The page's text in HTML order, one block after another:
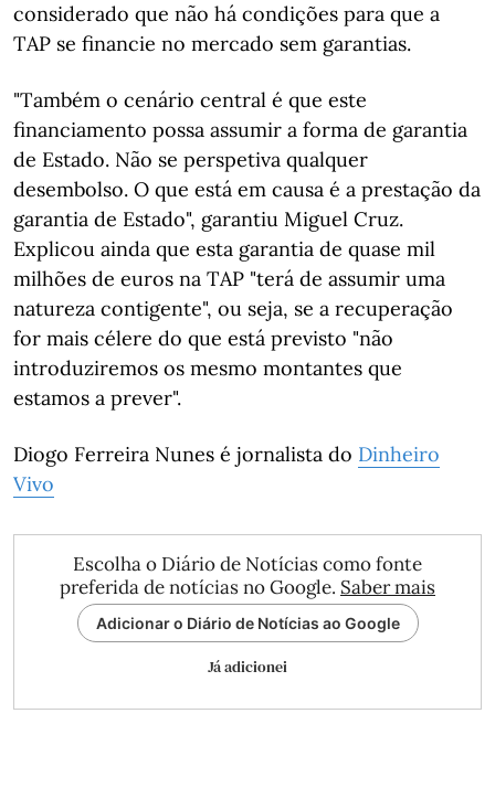
considerado que não há condições para que a
TAP se financie no mercado sem garantias.
"Também o cenário central é que este
financiamento possa assumir a forma de garantia
de Estado. Não se perspetiva qualquer
desembolso. O que está em causa é a prestação da
garantia de Estado", garantiu Miguel Cruz.
Explicou ainda que esta garantia de quase mil
milhões de euros na TAP "terá de assumir uma
natureza contigente", ou seja, se a recuperação
for mais célere do que está previsto "não
introduziremos os mesmo montantes que
estamos a prever".
Diogo Ferreira Nunes é jornalista do Dinheiro
Vivo
Escolha o Diário de Notícias como fonte
preferida de notícias no Google. Saber mais
Adicionar o Diário de Notícias ao Google
Já adicionei